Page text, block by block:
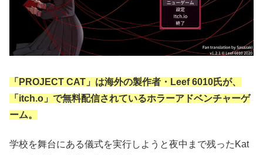
「PROJECT CAT」は海外の製作者・Leef 6010氏が、
「itch.o」で無料配信されているホラーアドベンチャーゲ
ーム。
学校を舞台にある儀式を実行しようと夜中まで残ったKat